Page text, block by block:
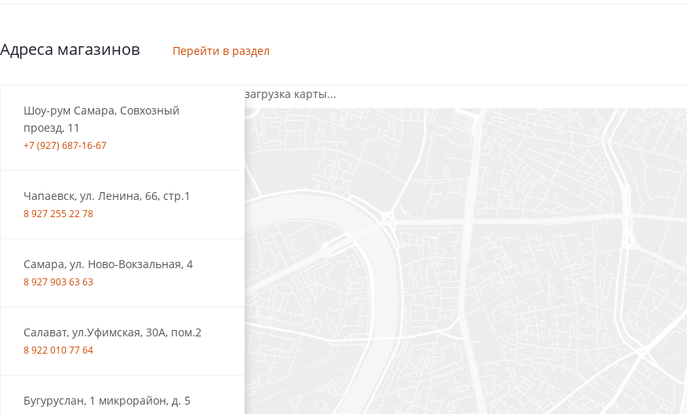
Адреса магазинов Перейти в раздел
Шоу-рум Самара, Совхозный
проезд, 11
+7 (927) 687-16-67
Чапаевск, ул. Ленина, 66, стр.1
8 927 255 22 78
Самара, ул. Ново-Вокзальная, 4
8 927 903 63 63
Салават, ул.Уфимская, 30А, пом.2
8 922 010 77 64
Бугуруслан, 1 микрорайон, д. 5
загрузка карты...